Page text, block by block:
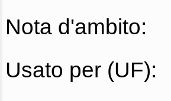
Nota d'ambito:
Usato per (UF):